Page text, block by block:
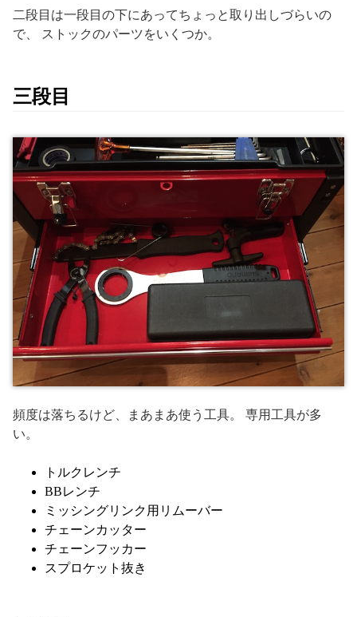
二段目は一段目の下にあってちょっと取り出しづらいの
で、 ストックのパーツをいくつか。
三段目
頻度は落ちるけど、まあまあ使う工具。 専用工具が多
い。
トルクレンチ
BBレンチ
ミッシングリンク用リムーバー
チェーンカッター
チェーンフッカー
スプロケット抜き